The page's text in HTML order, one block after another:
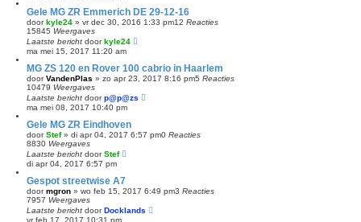
Gele MG ZR Emmerich DE 29-12-16
doorkyle24 » vr dec 30, 2016 1:33 pm12 Reacties
15845 Weergaves
Laatste bericht doorkyle24
ma mei 15, 2017 11:20 am
MG ZS 120 en Rover 100 cabrio in Haarlem
doorVandenPlas » zo apr 23, 2017 8:16 pm5 Reacties
10479 Weergaves
Laatste bericht doorp@p@zs
ma mei 08, 2017 10:40 pm
Gele MG ZR Eindhoven
doorStef» di apr 04, 2017 6:57 pm0 Reacties
8830 Weergaves
Laatste bericht doorStef
di apr 04, 2017 6:57 pm
Gespot streetwise A7
doormgron » wo feb 15, 2017 6:49 pm3 Reacties
7957 Weergaves
Laatste bericht doorDocklands
vr feb 17, 2017 10:31 pm